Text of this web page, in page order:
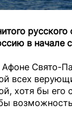
русского
в начале
Свято-
всех
хотя бы